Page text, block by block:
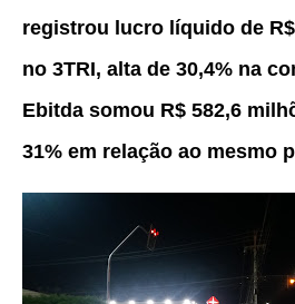
registrou lucro líquido de
no 3TRI, alta de 30,4% na
Ebitda somou R$ 582,6
31% em relação ao mesmo